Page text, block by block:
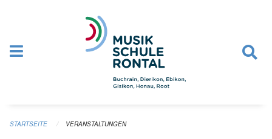
STARTSEITE VERANSTALTUNGEN